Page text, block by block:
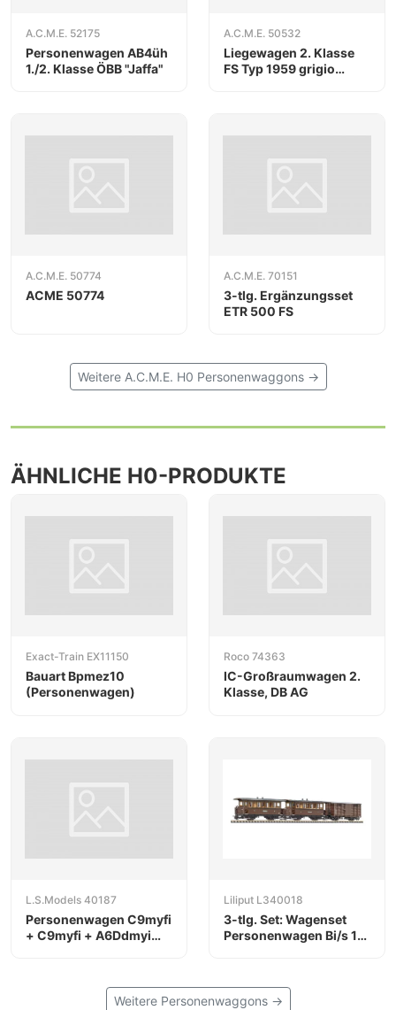
A.C.M.E. 52175
Personenwagen AB4üh
1./2. Klasse ÖBB "Jaffa"
A.C.M.E. 50532
Liegewagen 2. Klasse
FS Typ 1959 grigio
A.C.M.E. 50774
ACME 50774
A.C.M.E. 70151
3-tlg. Ergänzungsset
ETR 500 FS
Weitere A.C.M.E. H0 Personenwaggons →
ÄHNLICHE H0-PRODUKTE
Exact-Train EX11150
Bauart Bpmez10
(Personenwagen)
Roco 74363
IC-Großraumwagen 2.
Klasse, DB AG
L.S.Models 40187
Personenwagen C9myfi
+ C9myfi + A6Ddmyi
Liliput L340018
3-tlg. Set: Wagenset
Personenwagen Bi/s 14
Weitere Personenwaggons →